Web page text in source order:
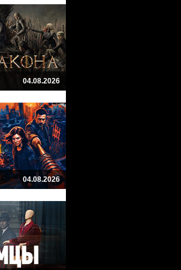
04.08.2026
04.08.2026